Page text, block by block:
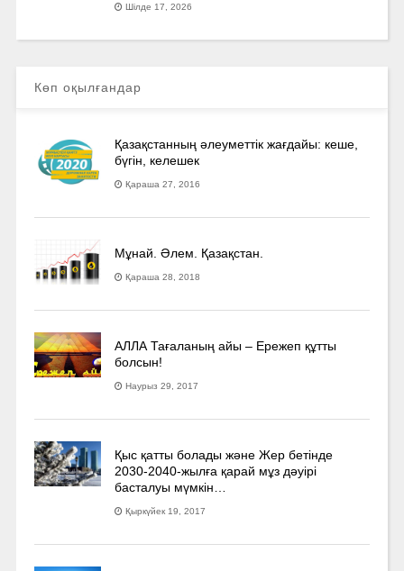
Шілде 17, 2026
Көп оқылғандар
Қазақстанның әлеуметтік жағдайы: кеше,
бүгін, келешек
Қараша 27, 2016
Мұнай. Әлем. Қазақстан.
Қараша 28, 2018
АЛЛА Тағаланың айы – Ережеп құтты
болсын!
Наурыз 29, 2017
Қыс қатты болады және Жер бетінде
2030-2040­-жылға қарай мұз дәуірі
басталуы мүмкін…
Қыркүйек 19, 2017